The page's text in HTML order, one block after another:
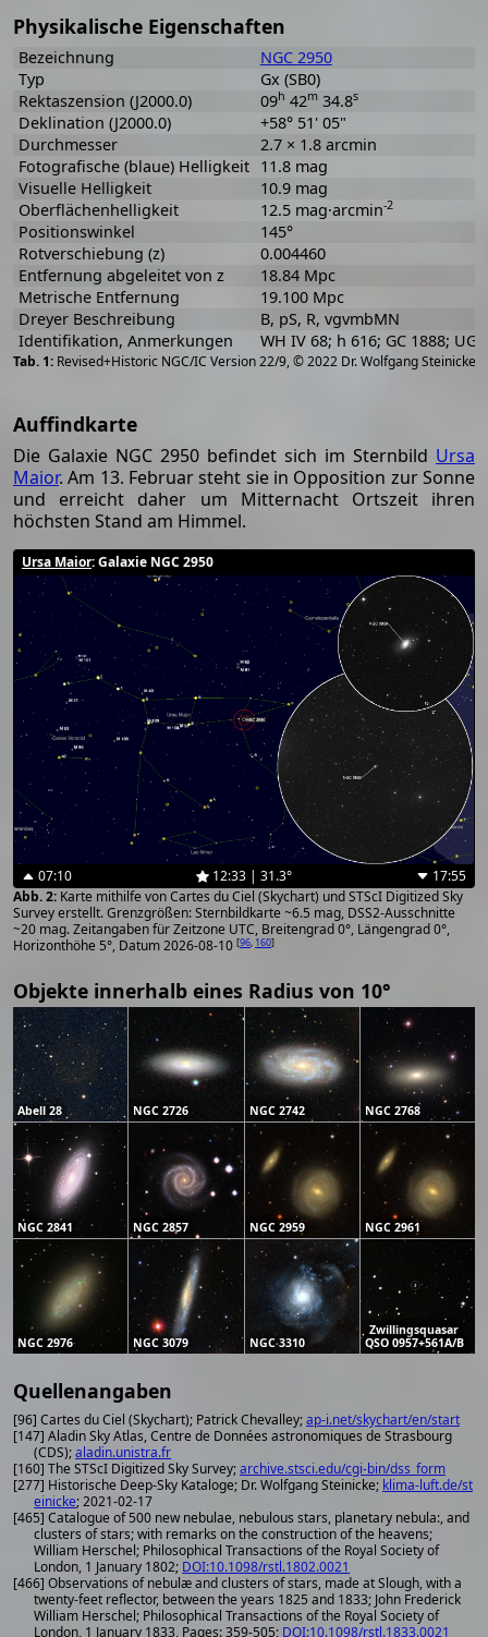
Physikalische Eigenschaften
Revised+Historic NGC/IC Version 22/9, © 2022 Dr. Wolfgang Steinicke
Bezeichnung
NGC 2950
Typ
Gx (SB0)
Rektaszension (J2000.0)
09h 42m34.8s
Deklination (J2000.0)
+58° 51' 05"
Durchmesser
2.7 × 1.8 arcmin
Fotografische (blaue) Helligkeit 11.8 mag
Visuelle Helligkeit
10.9 mag
Oberflächenhelligkeit
12.5 mag·arcmin-2
Positionswinkel
145°
Rotverschiebung (z)
0.004460
Entfernung abgeleitet von z
18.84 Mpc
Metrische Entfernung
19.100 Mpc
Dreyer Beschreibung
B, pS, R, vgvmbMN
Identifikation, Anmerkungen
WH IV 68; h 616; GC 1888;
Auffindkarte
Die Galaxie NGC 2950 befindet sich im Sternbild Ursa
Maior. Am 13. Februar steht sie in Opposition zur Sonne
und erreicht daher um Mitternacht Ortszeit ihren
höchsten Stand am Himmel.
Ursa Maior: Galaxie NGC 2950
07:10 12:33 | 31.3°
17:55
Karte mithilfe von Cartes du Ciel (Skychart) und STScI Digitized Sky
Survey erstellt. Grenzgrößen: Sternbildkarte ~6.5 mag, DSS2-Ausschnitte
~20 mag. Zeitangaben für Zeitzone UTC, Breitengrad 0°, Längengrad 0°,
Horizonthöhe 5°, Datum 2026-08-10 [96, 160]
Objekte innerhalb eines Radius von 10°
Abell 28 NGC 2726 NGC 2742 NGC 2768
NGC 2841 NGC 2857 NGC 2959 NGC 2961
NGC 2976 NGC 3079 NGC 3310
Zwillingsquasar
QSO 0957+561A/B
Quellenangaben
[96] Cartes du Ciel (Skychart); Patrick Chevalley;ap-i.net/skychart/en/start
[147] Aladin Sky Atlas, Centre de Données astronomiques de Strasbourg
(CDS);aladin.unistra.fr
[160] The STScI Digitized Sky Survey;archive.stsci.edu/cgi-bin/dss_form
[277] Historische Deep-Sky Kataloge; Dr. Wolfgang Steinicke; klima-luft.de/st
einicke; 2021-02-17
[465] Catalogue of 500 new nebulae, nebulous stars, planetary nebula:, and
clusters of stars; with remarks on the construction of the heavens;
William Herschel; Philosophical Transactions of the Royal Society of
London, 1 January 1802; DOI:10.1098/rstl.1802.0021
[466] Observations of nebulæ and clusters of stars, made at Slough, with a
twenty-feet reflector, between the years 1825 and 1833; John Frederick
William Herschel; Philosophical Transactions of the Royal Society of
London, 1 January 1833, Pages: 359-505; DOI:10.1098/rstl.1833.0021